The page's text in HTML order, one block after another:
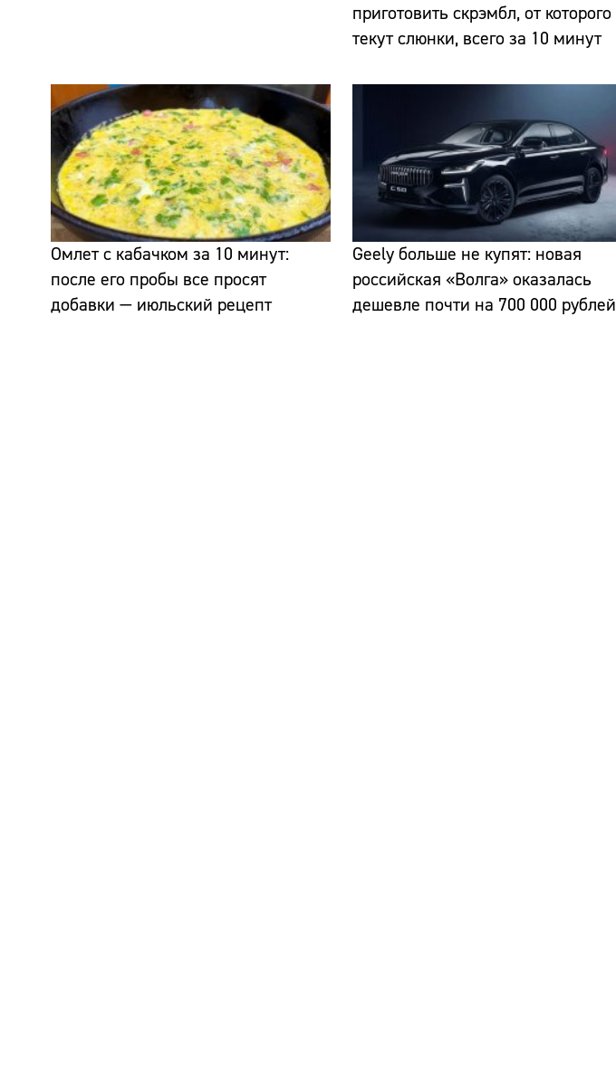
приготовить скрэмбл, от которого
текут слюнки, всего за 10 минут
Омлет с кабачком за 10 минут:
после его пробы все просят
добавки — июльский рецепт
Geely больше не купят: новая
российская «Волга» оказалась
дешевле почти на 700 000 рублей
Сайт: